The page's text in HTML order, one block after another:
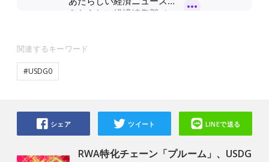
関連するキーワード
#USDG0
RWA特化チェーン「プルーム」、USDG
シェア ツイート LINEで送る